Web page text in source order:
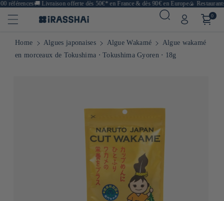
références🚚Livraison offerte dès 50€* en France & dès 90€ en Europe🍙
0
Home Algues japonaises Algue Wakamé
Algue wakamé
en morceaux de Tokushima ⋅ Tokushima Gyoren ⋅ 18g